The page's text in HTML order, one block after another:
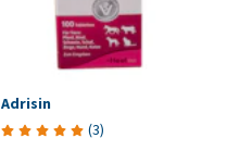
Adrisin
(3)